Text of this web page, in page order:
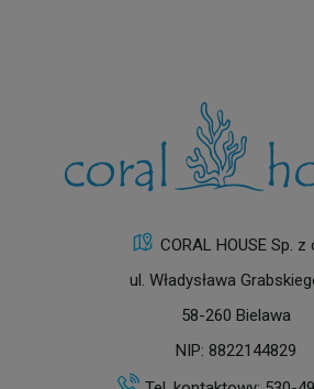
CORAL HOUSE Sp. z
ul. Władysława
58-260 Bielawa
NIP: 8822144829